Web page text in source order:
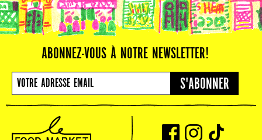
ABONNEZ-VOUS À NOTRE NEWSLETTER!
S'ABONNER